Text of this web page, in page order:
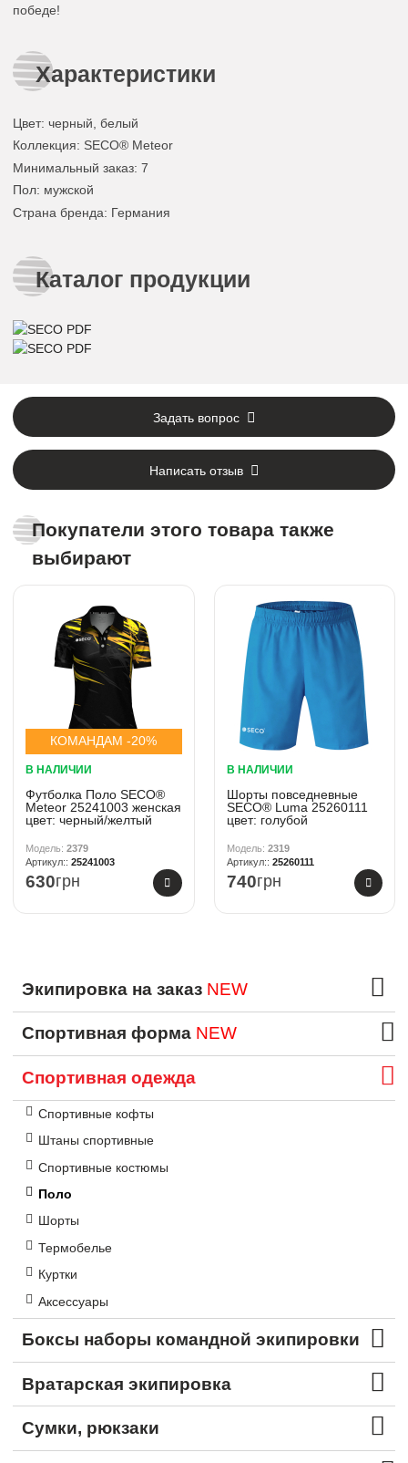
победе!
Характеристики
Цвет: черный белый
Коллекция: SECO® Meteor
Минимальный заказ: 7
Пол: мужской
Страна бренда: Германия
Каталог продукции
Задать вопрос
Написать отзыв
Покупатели этого товара также
выбирают
КОМАНДАМ -20%
В НАЛИЧИИ
Футболка Поло SECO®
Meteor 25241003 женская
цвет: черный/желтый
2379
25241003
630грн
В НАЛИЧИИ
Шорты повседневные
SECO® Luma 25260111
цвет: голубой
2319
25260111
740грн
Экипировка на заказ NEW
Спортивная форма NEW
Спортивная одежда
Спортивные кофты
Штаны спортивные
Спортивные костюмы
Поло
Шорты
Термобелье
Куртки
Аксессуары
Боксы наборы командной экипировки
Вратарская экипировка
Сумки, рюкзаки